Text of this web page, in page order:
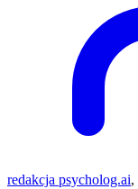
redakcja psycholog.ai,